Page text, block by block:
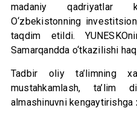
madaniy qadriyatlar
O‘zbekistonning
taqdim etildi.
Samarqandda o‘tkazilishi
Tadbir oliy ta’limning
mustahkamlash, ta’lim
almashinuvni kengaytirishga